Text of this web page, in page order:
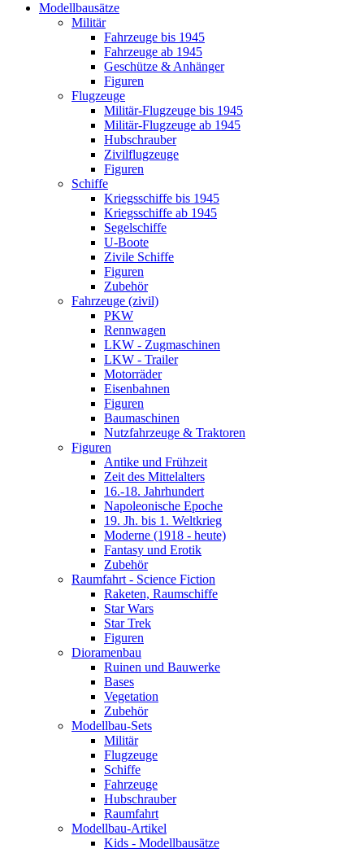
Modellbausätze
Militär
Fahrzeuge bis 1945
Fahrzeuge ab 1945
Geschütze & Anhänger
Figuren
Flugzeuge
Militär-Flugzeuge bis 1945
Militär-Flugzeuge ab 1945
Hubschrauber
Zivilflugzeuge
Figuren
Schiffe
Kriegsschiffe bis 1945
Kriegsschiffe ab 1945
Segelschiffe
U-Boote
Zivile Schiffe
Figuren
Zubehör
Fahrzeuge (zivil)
PKW
Rennwagen
LKW - Zugmaschinen
LKW - Trailer
Motorräder
Eisenbahnen
Figuren
Baumaschinen
Nutzfahrzeuge & Traktoren
Figuren
Antike und Frühzeit
Zeit des Mittelalters
16.-18. Jahrhundert
Napoleonische Epoche
19. Jh. bis 1. Weltkrieg
Moderne (1918 - heute)
Fantasy und Erotik
Zubehör
Raumfahrt - Science Fiction
Raketen, Raumschiffe
Star Wars
Star Trek
Figuren
Dioramenbau
Ruinen und Bauwerke
Bases
Vegetation
Zubehör
Modellbau-Sets
Militär
Flugzeuge
Schiffe
Fahrzeuge
Hubschrauber
Raumfahrt
Modellbau-Artikel
Kids - Modellbausätze